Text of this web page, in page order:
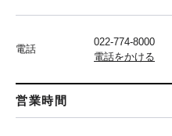
電話
022-774-8000
電話をかける
営業時間